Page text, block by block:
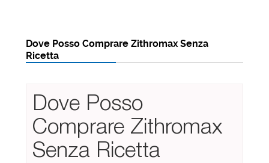
Dove Posso Comprare Zithromax Senza
Ricetta
Dove Posso
Comprare Zithromax
Senza Ricetta